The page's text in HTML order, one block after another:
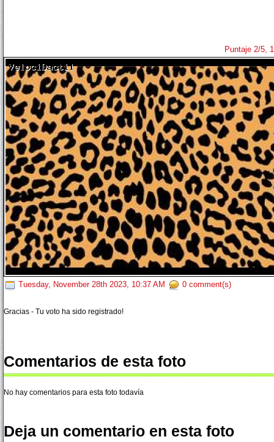
Puntaje 2/5,
Tuesday, November 28th 2023, 10:37 AM 0 comment(s)
Gracias - Tu voto ha sido registrado!
Comentarios de esta foto
No hay comentarios para esta foto todavía
Deja un comentario en esta foto